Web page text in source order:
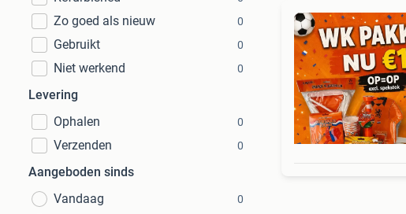
Zo goed als nieuw 0
Gebruikt 0
Niet werkend 0
Levering
Ophalen
0
Verzenden 0
Aangeboden sinds
Vandaag
0